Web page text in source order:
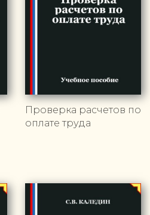
Проверка расчетов по
оплате труда